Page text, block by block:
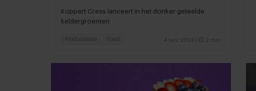
Koppert Cress lanceert in het donker geteelde
keldergroenten
4 juni 2024 2 min
Producenten Food